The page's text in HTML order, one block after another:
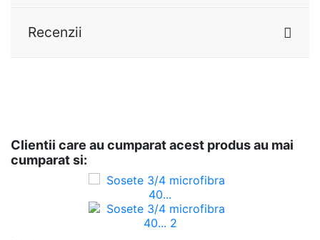
Recenzii
Clientii care au cumparat acest produs au mai
cumparat si: